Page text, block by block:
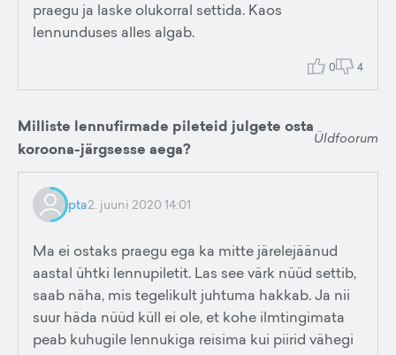
praegu ja laske olukorral settida. Kaos
lennunduses alles algab.
0 4
Milliste lennufirmade pileteid julgete osta
koroona-järgsesse aega?
Üldfoorum
pta2. juuni 2020 14:01
Ma ei ostaks praegu ega ka mitte järelejäänud
aastal ühtki lennupiletit. Las see värk nüüd settib,
saab näha, mis tegelikult juhtuma hakkab. Ja nii
suur häda nüüd küll ei ole, et kohe ilmtingimata
peab kuhugile lennukiga reisima kui piirid vähegi